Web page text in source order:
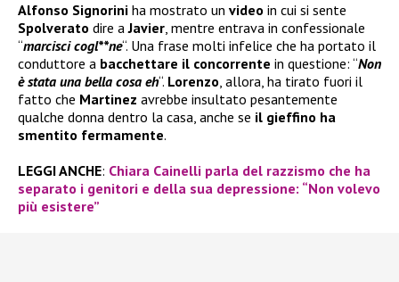
Alfonso Signorini ha mostrato un video in cui si sente
Spolverato dire aJavier, mentre entrava in confessionale
“marcisci cogl**ne“. Una frase molti infelice che ha portato il
conduttore a bacchettare il concorrente in questione: “Non
è stata una bella cosa eh“. Lorenzo, allora, ha tirato fuori il
fatto che Martinez avrebbe insultato pesantemente
qualche donna dentro la casa, anche se il gieffino ha
smentito fermamente.
LEGGI ANCHE: Chiara Cainelli parla del razzismo che ha
separato i genitori e della sua depressione: “Non volevo
più esistere”